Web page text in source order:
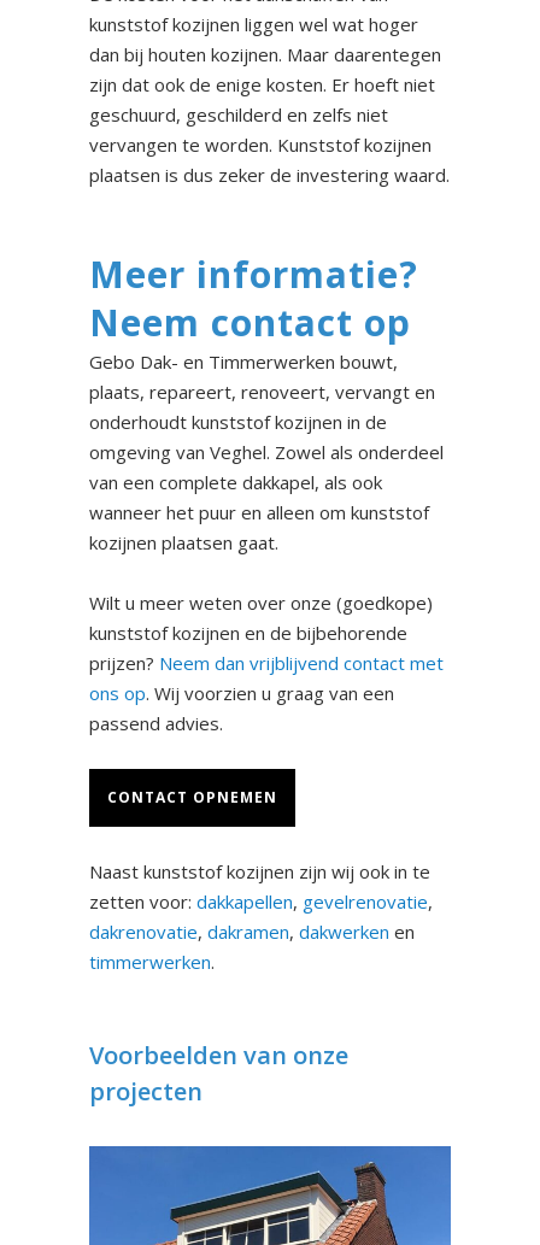
kunststof kozijnen liggen wel wat hoger
dan bij houten kozijnen. Maar daarentegen
zijn dat ook de enige kosten. Er hoeft niet
geschuurd, geschilderd en zelfs niet
vervangen te worden. Kunststof kozijnen
plaatsen is dus zeker de investering waard.
Meer informatie?
Neem contact op
Gebo Dak- en Timmerwerken bouwt,
plaats, repareert, renoveert, vervangt en
onderhoudt kunststof kozijnen in de
omgeving van Veghel. Zowel als onderdeel
van een complete dakkapel, als ook
wanneer het puur en alleen om kunststof
kozijnen plaatsen gaat.
Wilt u meer weten over onze (goedkope)
kunststof kozijnen en de bijbehorende
prijzen? Neem dan vrijblijvend contact met
ons op. Wij voorzien u graag van een
passend advies.
CONTACT OPNEMEN
Naast kunststof kozijnen zijn wij ook in te
zetten voor: dakkapellen, gevelrenovatie,
dakrenovatie, dakramen, dakwerken en
timmerwerken.
Voorbeelden van onze
projecten